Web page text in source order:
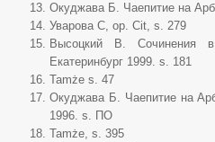
Окуджава Б. Чаепитие на
Уварова С, op. Cit, s. 279
Высоцкий В. Сочинения
Екатеринбург 1999. s. 181
Tamże s. 47
Окуджава Б. Чаепитие на
1996. s. ПО
Tamże, s. 395